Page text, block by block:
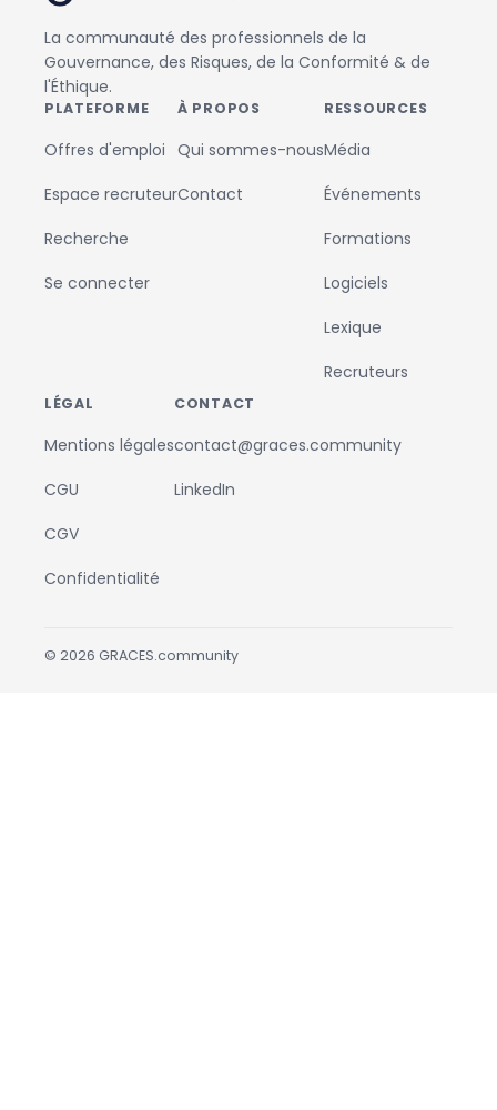
La communauté des professionnels de la
Gouvernance, des Risques, de la Conformité & de
l'Éthique.
PLATEFORME
Offres d'emploi
Espace recruteur
Recherche
Se connecter
À PROPOS
Qui sommes-nous
Contact
RESSOURCES
Média
Événements
Formations
Logiciels
Lexique
Recruteurs
LÉGAL
Mentions légales
CGU
CGV
Confidentialité
CONTACT
contact@graces.community
LinkedIn
© 2026 GRACES.community